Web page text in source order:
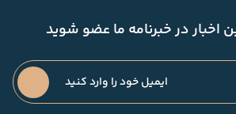
اخبار در خبرنامه ما عضو شوید